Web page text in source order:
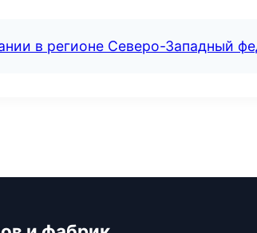
в регионе Северо-Западный